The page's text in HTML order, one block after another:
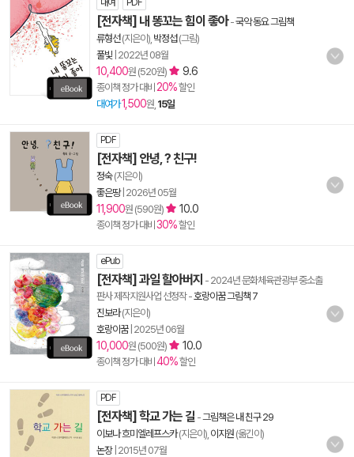
대여 PDF
[전자책] 내 똥꼬는 힘이 좋아-국악 동요 그림책
류형선(지은이), 박정섭(그림)
풀빛 2022년 08월
10,400원 (520원) 9.6
종이책 정가 대비 20%할인
대여가1,500원, 15일
PDF
[전자책] 안녕, ? 친구!
정숙(지은이)
좋은땅| 2026년 05월
11,900원 (590원) 10.0
종이책 정가 대비 30%할인
ePub
[전자책] 과일 할아버지 - 2024년 문화체육관광부 중소출
판사 제작지원사업 선정작-호랑이꿈 그림책 7
진보라(지은이)
호랑이꿈| 2025년 06월
10,000원 (500원) 10.0
종이책 정가 대비 40%할인
PDF
[전자책] 학교 가는 길 -그림책은 내 친구 29
이보나 흐미엘레프스카(지은이), 이지원 (옮긴이)
논장| 2015년 07월